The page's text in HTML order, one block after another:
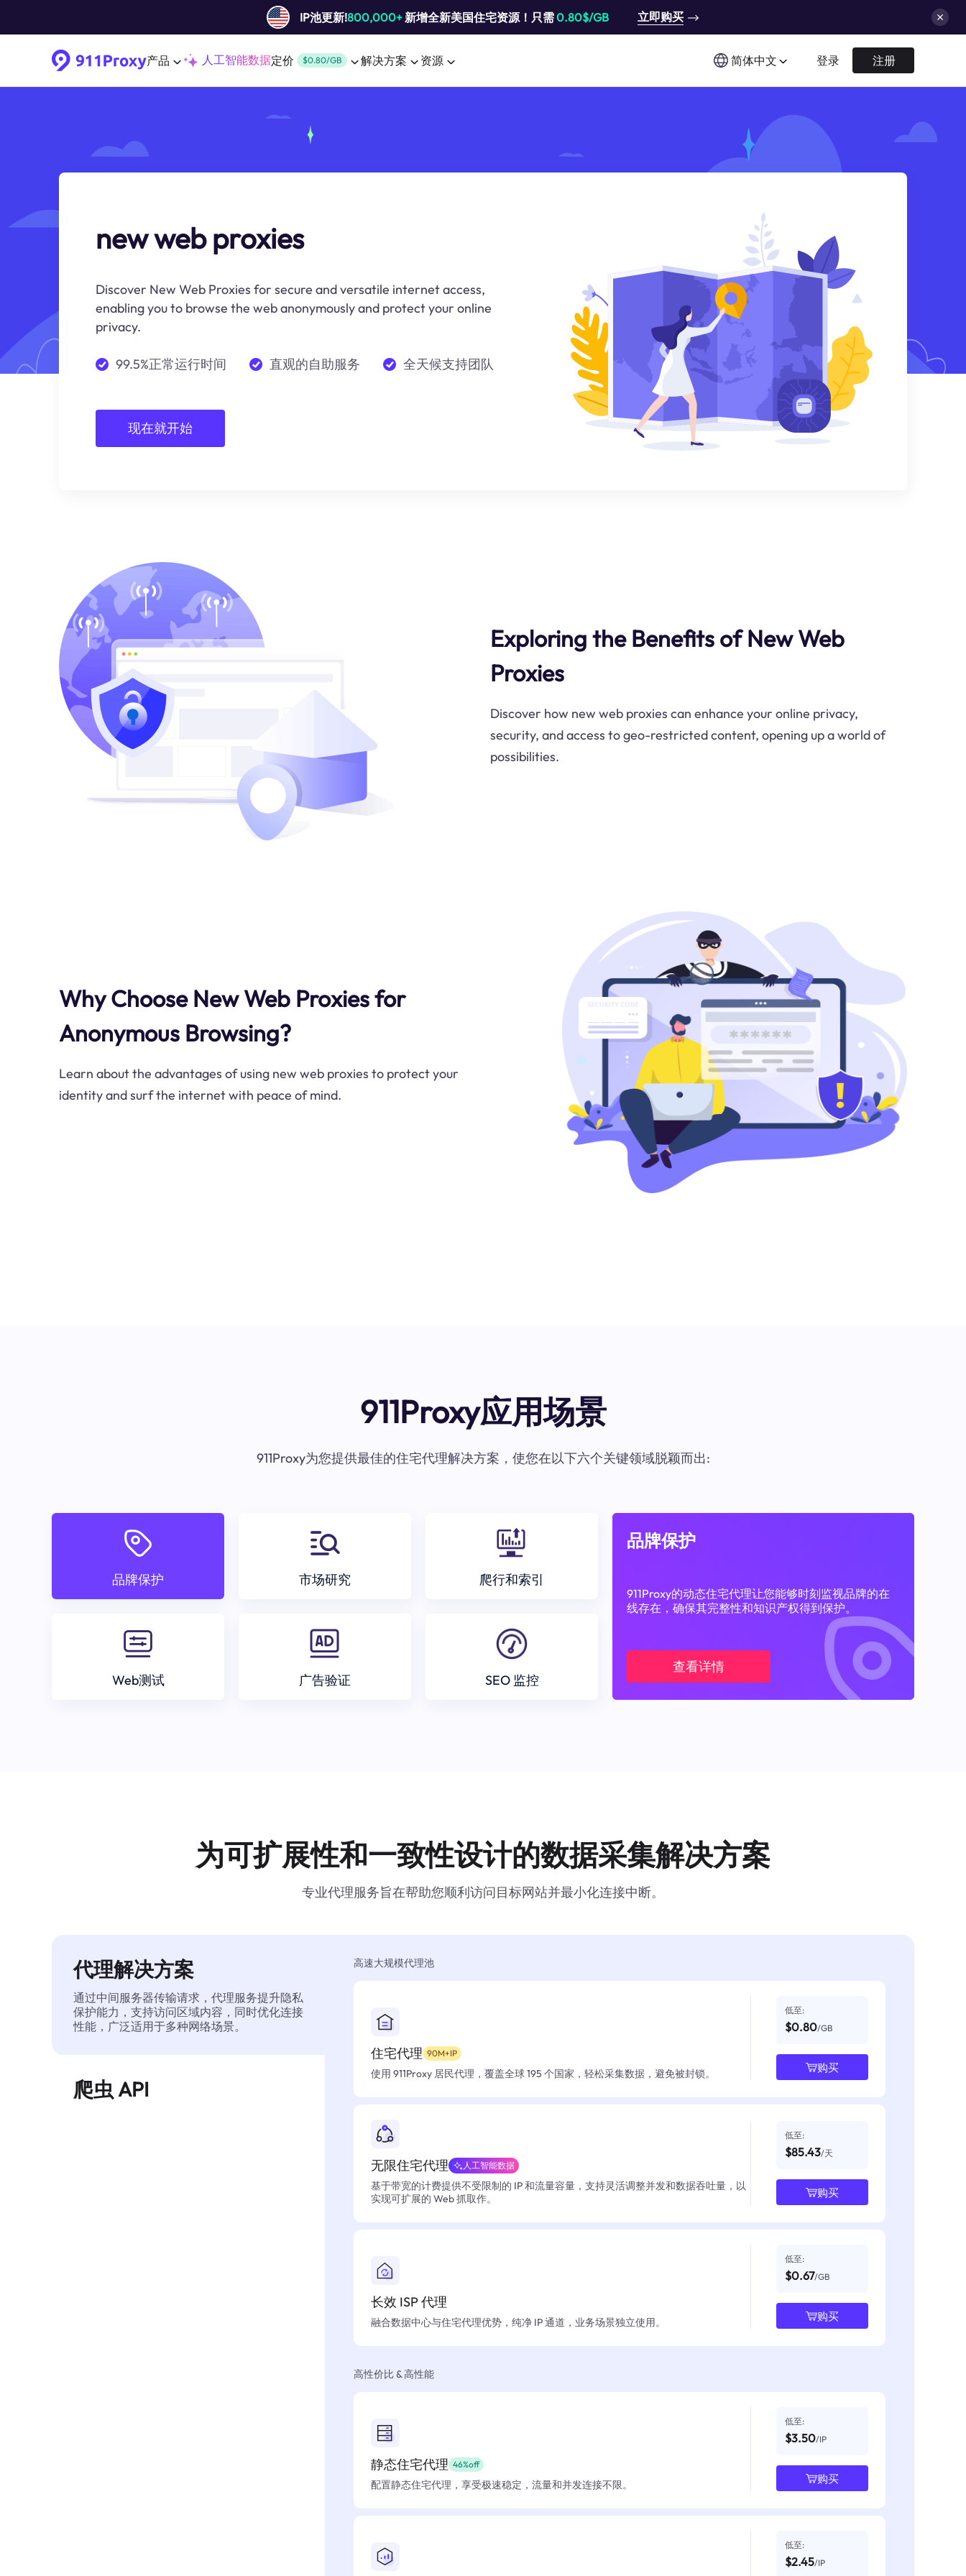
IP池更新!800,000+新增全新美国住宅资源！只需0.80$/GB 立即购买
产品 人工智能数据定价 $0.80/GB 解决方案 资源 简体中文 登录 注册
new web proxies
Discover New Web Proxies for secure and versatile internet access,
enabling you to browse the web anonymously and protect your online
privacy.
99.5%正常运行时间 直观的自助服务 全天候支持团队
现在就开始
Exploring the Benefits of New Web
Proxies
Discover how new web proxies can enhance your online privacy,
security, and access to geo-restricted content, opening up a world of
possibilities.
Why Choose New Web Proxies for
Anonymous Browsing?
Learn about the advantages of using new web proxies to protect your
identity and surf the internet with peace of mind.
911Proxy应用场景
911Proxy为您提供最佳的住宅代理解决方案，使您在以下六个关键领域脱颖而出:
品牌保护 市场研究 爬行和索引
Web测试 广告验证 SEO 监控
品牌保护
911Proxy的动态住宅代理让您能够时刻监视品牌的在
线存在，确保其完整性和知识产权得到保护。
查看详情
为可扩展性和一致性设计的数据采集解决方案
专业代理服务旨在帮助您顺利访问目标网站并最小化连接中断。
代理解决方案
通过中间服务器传输请求，代理服务提升隐私
保护能力，支持访问区域内容，同时优化连接
性能，广泛适用于多种网络场景。
爬虫 API
高速大规模代理池
住宅代理 90M+IP
使用 911Proxy 居民代理，覆盖全球 195 个国家，轻松采集数据，避免被封锁。
低至:
$0.80/GB
购买
无限住宅代理 人工智能数据
基于带宽的计费提供不受限制的 IP 和流量容量，支持灵活调整并发和数据吞吐量，以
实现可扩展的 Web 抓取作。
低至:
$85.43/天
购买
长效 ISP 代理
融合数据中心与住宅代理优势，纯净 IP 通道，业务场景独立使用。
低至:
$0.67/GB
购买
高性价比 & 高性能
静态住宅代理 46%off
配置静态住宅代理，享受极速稳定，流量和并发连接不限。
低至:
$3.50/IP
购买
低至:
$2.45/IP